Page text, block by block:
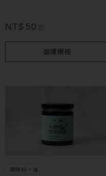
NT$ 50
選擇規格
可
在
項
調味料・油